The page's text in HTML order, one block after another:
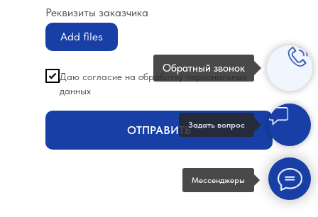
Обратный звонок
Задать вопрос
Мессенджеры
Реквизиты заказчика
Add files
Даю согласие на обработку персональных
данных
ОТПРАВИТЬ